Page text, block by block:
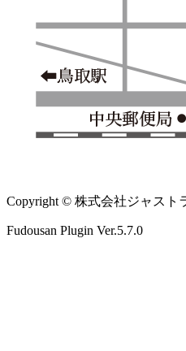
Copyright © 株式会社ジャスト
Fudousan Plugin Ver.5.7.0